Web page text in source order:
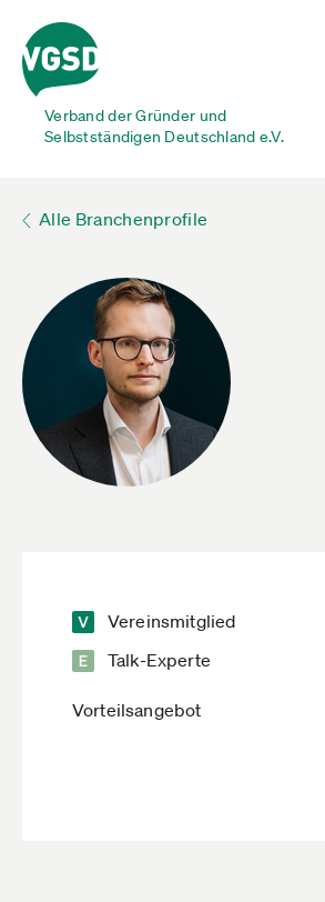
Verband der Gründer und
Selbstständigen Deutschland e.V.
Alle Branchenprofile
Vereinsmitglied
Talk-Experte
Vorteilsangebot